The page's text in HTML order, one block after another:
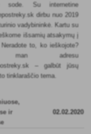
sode. Su internetine
dirbu nuo 2019
vadybininkė. Kartu su
išsamių atsakymų į
to, ko ieškojote?
man adresu
– galbūt jūsų
tinklaraščio tema.
ir
02.02.2020